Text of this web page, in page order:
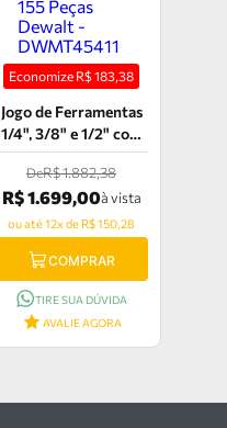
Economize R$183,38
Jogo de Ferramentas
1/4", 3/8" e 1/2" com
Catraca 144T 155
Peças Dewalt -
DWMT45411
DeR$ 1.882,38
R$ 1.699,00à vista
ou até 12x de R$ 150,28
COMPRAR
TIRE SUA DÚVIDA
AVALIE AGORA